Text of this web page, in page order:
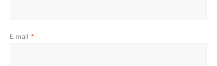
E-mail *